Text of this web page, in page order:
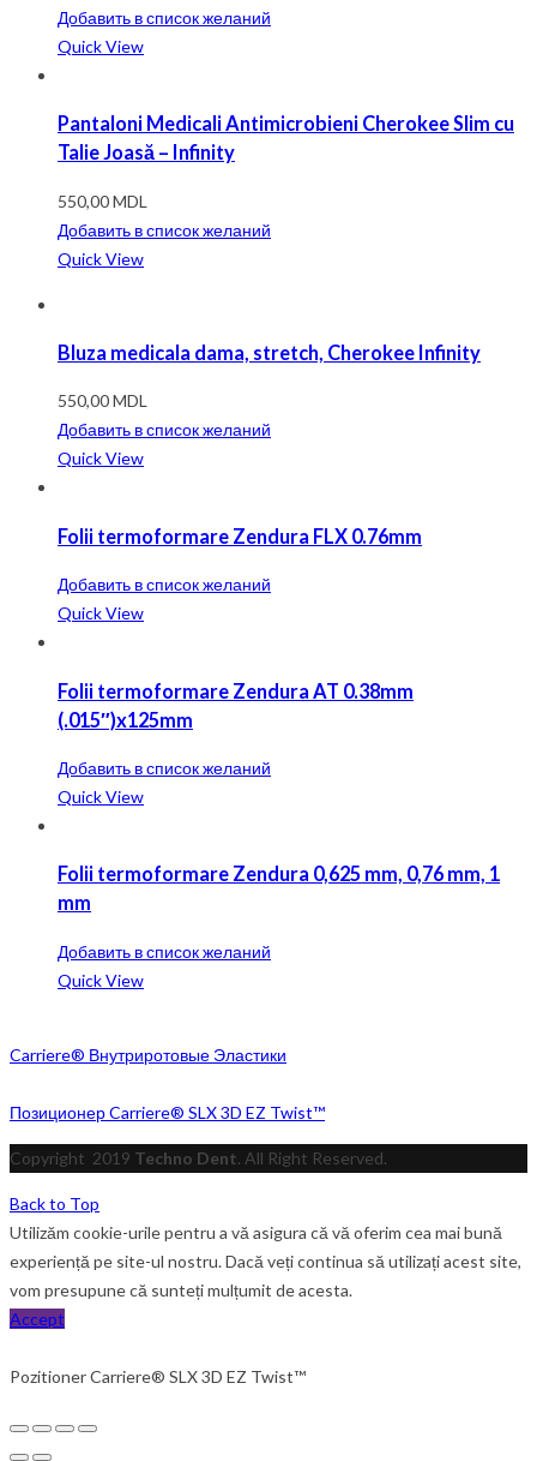
Добавить в список желаний
Quick View
Pantaloni Medicali Antimicrobieni Cherokee Slim cu
Talie Joasă – Infinity
550,00MDL
Добавить в список желаний
Quick View
Bluza medicala dama, stretch, Cherokee Infinity
550,00MDL
Добавить в список желаний
Quick View
Folii termoformare Zendura FLX 0.76mm
Добавить в список желаний
Quick View
Folii termoformare Zendura AT 0.38mm
(.015″)x125mm
Добавить в список желаний
Quick View
Folii termoformare Zendura 0,625 mm, 0,76 mm, 1
mm
Добавить в список желаний
Quick View
Carriere® Внутриротовые Эластики
Позиционер Carriere® SLX 3D EZ Twist™
Copyright 2019 Techno Dent. All Right Reserved.
Back to Top
Utilizăm cookie-urile pentru a vă asigura că vă oferim cea mai bună
experiență pe site-ul nostru. Dacă veți continua să utilizați acest site,
vom presupune că sunteți mulțumit de acesta.
Accept
Pozitioner Carriere® SLX 3D EZ Twist™